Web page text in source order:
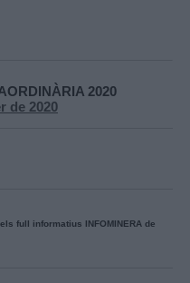
2020
de 2020​​
full informatius INFOMINERA de